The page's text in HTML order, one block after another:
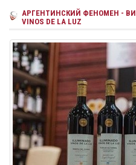
АРГЕНТИНСКИЙ ФЕНОМЕН -
VINOS DE LA LUZ